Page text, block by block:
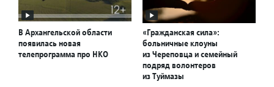
В Архангельской области
появилась новая
телепрограмма про НКО
«Гражданская сила»:
больничные клоуны
из Череповца и семейный
подряд волонтеров
из Туймазы